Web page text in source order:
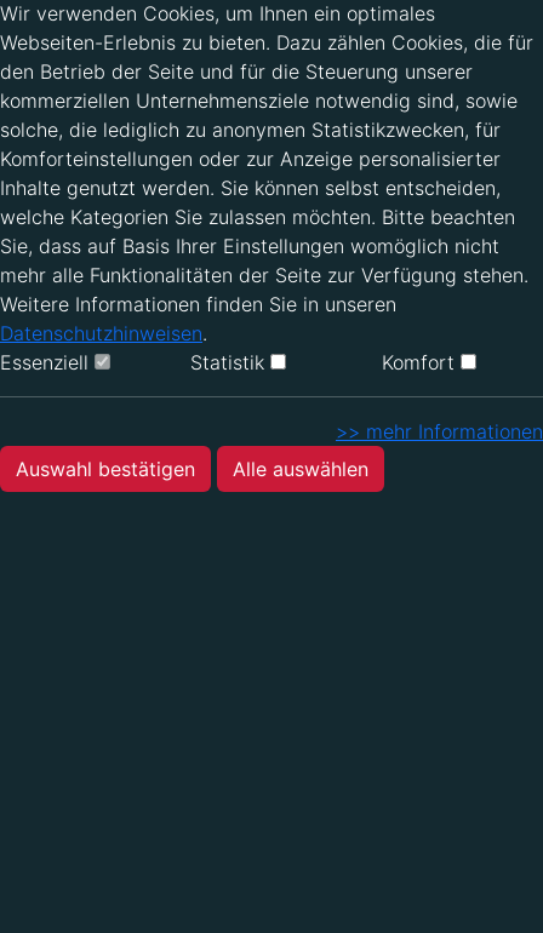
Wir verwenden Cookies, um Ihnen ein optimales
Webseiten-Erlebnis zu bieten. Dazu zählen Cookies, die für
den Betrieb der Seite und für die Steuerung unserer
kommerziellen Unternehmensziele notwendig sind, sowie
solche, die lediglich zu anonymen Statistikzwecken, für
Komforteinstellungen oder zur Anzeige personalisierter
Inhalte genutzt werden. Sie können selbst entscheiden,
welche Kategorien Sie zulassen möchten. Bitte beachten
Sie, dass auf Basis Ihrer Einstellungen womöglich nicht
mehr alle Funktionalitäten der Seite zur Verfügung stehen.
Weitere Informationen finden Sie in unseren
Datenschutzhinweisen.
Essenziell
Statistik Komfort
>> mehr Informationen
Auswahl bestätigen
Alle auswählen